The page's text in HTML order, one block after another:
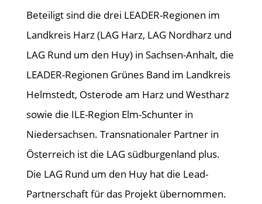
Beteiligt sind die drei LEADER-Regionen im
Landkreis Harz (LAG Harz, LAG Nordharz und
LAG Rund um den Huy) in Sachsen-Anhalt, die
LEADER-Regionen Grünes Band im Landkreis
Helmstedt, Osterode am Harz und Westharz
sowie die ILE-Region Elm-Schunter in
Niedersachsen. Transnationaler Partner in
Österreich ist die LAG südburgenland plus.
Die LAG Rund um den Huy hat die Lead-
Partnerschaft für das Projekt übernommen.